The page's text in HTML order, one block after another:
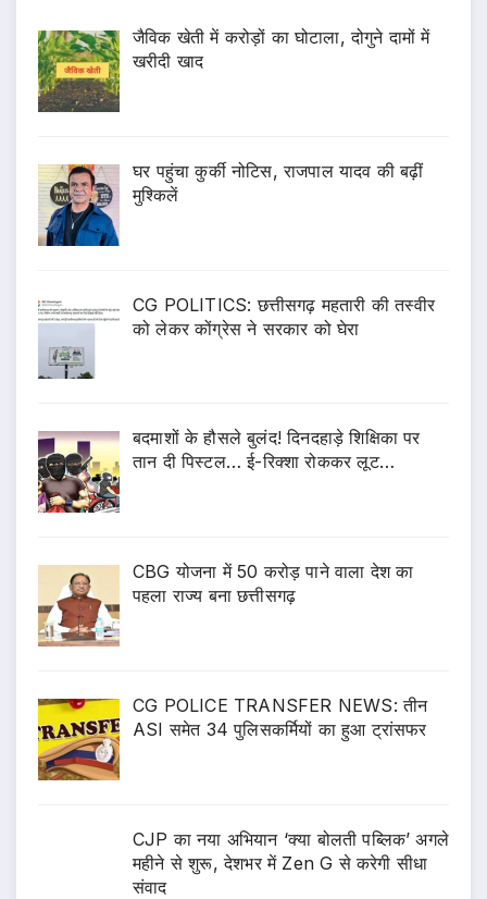
जैविक खेती में करोड़ों का घोटाला, दोगुने दामों में
खरीदी खाद
घर पहुंचा कुर्की नोटिस, राजपाल यादव की बढ़ीं
मुश्किलें
CG POLITICS: छत्तीसगढ़ महतारी की तस्वीर
को लेकर कोंग्रेस ने सरकार को घेरा
बदमाशों के हौसले बुलंद! दिनदहाड़े शिक्षिका पर
तान दी पिस्टल… ई-रिक्शा रोककर लूट…
CBG योजना में 50 करोड़ पाने वाला देश का
पहला राज्य बना छत्तीसगढ़
CG POLICE TRANSFER NEWS: तीन
ASI समेत 34 पुलिसकर्मियों का हुआ ट्रांसफर
CJP का नया अभियान ‘क्या बोलती पब्लिक’ अगले
महीने से शुरू, देशभर में Zen G से करेगी सीधा
संवाद